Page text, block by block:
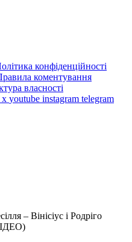
конфіденційності
коментування
власності
x youtube instagram telegram
– Вінісіус і Родріго